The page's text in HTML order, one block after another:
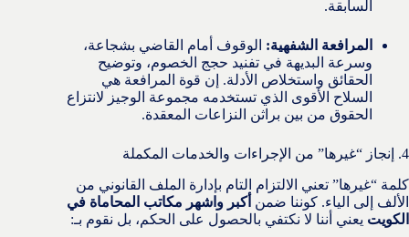
السابقة.
المرافعة الشفهية: الوقوف أمام القاضي بشجاعة،
وسرعة البديهة في تفنيد حجج الخصوم، وتوضيح
الحقائق واستخلاص الأدلة. إن قوة المرافعة هي
السلاح الأقوى الذي تستخدمه مجموعة الوجيز لانتزاع
الحقوق من بين براثن النزاعات المعقدة.
4. إنجاز “غيرها” من الإجراءات والخدمات المكملة
كلمة “غيرها” تعني الالتزام التام بإدارة الملف القانوني من
الألف إلى الياء. كوننا ضمن أكبر واشهر مكاتب المحاماة في
الكويت يعني أننا لا نكتفي بالحصول على الحكم، بل نقوم بـ: